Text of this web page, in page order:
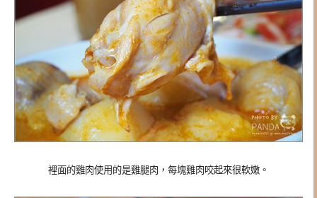
裡面的雞肉使用的是雞腿肉，每塊雞肉咬起來很軟嫩。